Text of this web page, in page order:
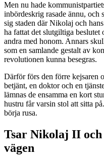
Men nu hade
inbördeskrig rasade ännu, och
sig staden där Nikolaj och
ha fattat det slutgiltiga beslutet
andra med honom. Annars
som en samlande gestalt av
revolutionen kunna besegras.
Därför förs den förre kejsaren
betjänt, en doktor och en
lämnas de ensamma en kort
hustru får varsin stol att sitta
börja rusa.
Tsar Nikolaj II
vägen